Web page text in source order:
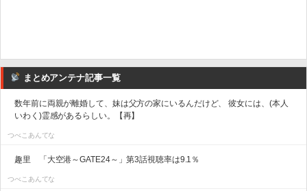
まとめアンテナ記事一覧
数年前に両親が離婚して、妹は父方の家にいるんだけど、 彼女には、(本人
いわく)霊感があるらしい。【再】
つべこあんてな
趣里 「大空港～GATE24～」第3話視聴率は9.1％
つべこあんてな